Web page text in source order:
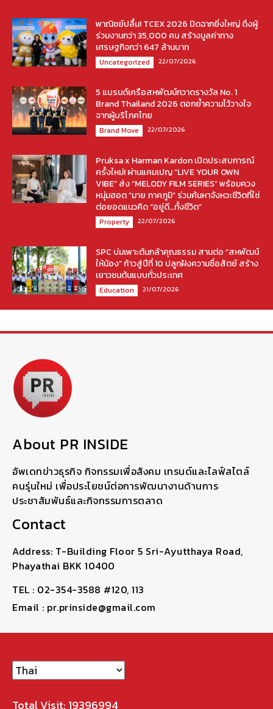
พาณิชย์ปลื้ม! TCEX 2026 ปิดฉากยิ่งใหญ่ ดึงผู้
ร่วมงานกว่า 35,000 คน สร้างมูลค่าทาง
เศรษฐกิจกว่า 647 ล้านบาท
Uncategorized 22/07/2026
5 แบรนด์เครือสหพัฒน์กวาดรางวัล No. 1
Brand Thailand 2026 ตอกย้ำความไว้วางใจ
จากผู้บริโภคไทย
Brand Move 22/07/2026
Pruksa x Harman Kardon เปิดประสบการณ์
ครั้งใหม่! ผ่านแคมเปญ “LIVE YOUR OWN
VIBE” ส่ง “MELODY FILM SERIES” พร้อมควง
หนุ่มฮอต “มาย ภาคภูมิ” ร่วมค้นหาจังหวะชีวิตที่ใช่
ต่อยอดแนวคิด “อยู่ดี…ทั้งชีวิต”
Property 22/07/2026
SPC บ่มเพาะต้นกล้าคุณธรรม สานต่อ “สหพัฒน์
ให้น้อง” ก้าวสู่ปีที่ 10 ปลูกฝังความซื่อสัตย์ สร้าง
เยาวชนต้นแบบทั่วประเทศ
Education 21/07/2026
About PR INSIDE
อัพเดทข่าวธุรกิจ กิจกรรมเพื่อสังคม เทรนด์และไลฟ์สไตล์
คนรุ่นใหม่ เพื่อประโยชน์ต่อการพัฒนางานด้านการ
ประชาสัมพันธ์และกิจกรรมการตลาด
Contact
Address: T-Building Floor 5 Sri-Ayutthaya Road,
Phayathai BKK 10400
TEL : 02-354-3588 #120, 113
Email : pr.prinside@gmail.com
Total Visit: 19396994